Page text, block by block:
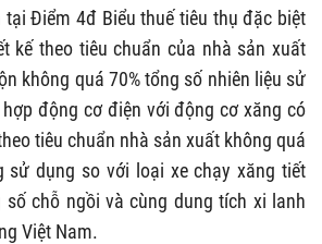
tại Điểm 4đ Biểu thuế tiêu thụ đặc biệt
kế theo tiêu chuẩn của nhà sản xuất
không quá 70% tổng số nhiên liệu sử
động cơ điện với động cơ xăng có
tiêu chuẩn nhà sản xuất không quá
sử dụng so với loại xe chạy xăng tiết
số chỗ ngồi và cùng dung tích xi lanh
Việt Nam.